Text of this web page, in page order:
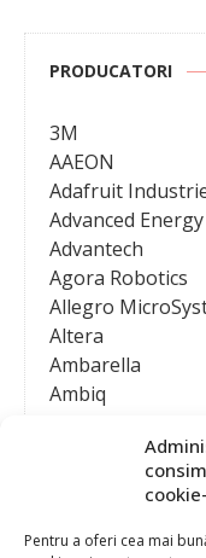
Pentru a oferi cea mai
PRODUCATORI
3M
AAEON
Adafruit
Advanced Energy
Advantech
Agora Robotics
Allegro
Altera
Ambarella
Ambiq
Analog Devices
Anritsu
Ansys